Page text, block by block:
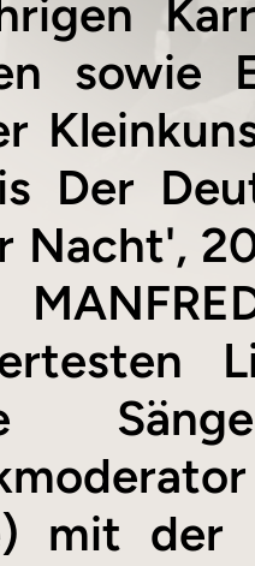
sowie
Der
Nacht',
mit der